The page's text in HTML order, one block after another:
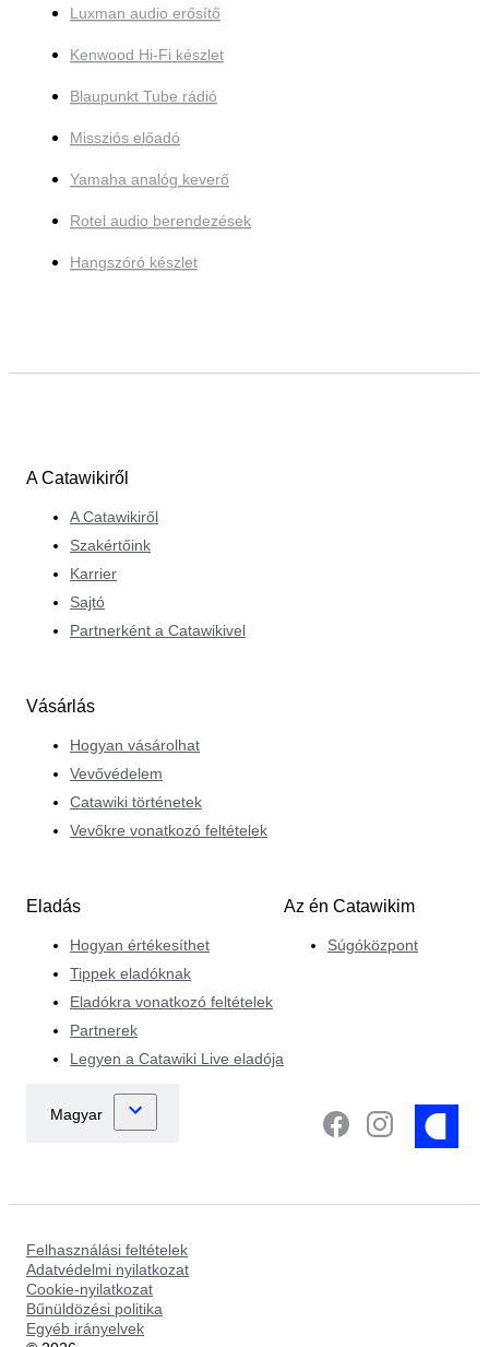
Luxman audio erősítő
Kenwood Hi-Fi készlet
Blaupunkt Tube rádió
Missziós előadó
Yamaha analóg keverő
Rotel audio berendezések
Hangszóró készlet
A Catawikiről
A Catawikiről
Szakértőink
Karrier
Sajtó
Partnerként a Catawikivel
Vásárlás
Hogyan vásárolhat
Vevővédelem
Catawiki történetek
Vevőkre vonatkozó feltételek
Eladás
Hogyan értékesíthet
Tippek eladóknak
Eladókra vonatkozó feltételek
Partnerek
Legyen a Catawiki Live eladója
Az én Catawikim
Súgóközpont
Felhasználási feltételek
Adatvédelmi nyilatkozat
Cookie-nyilatkozat
Bűnüldözési politika
Egyéb irányelvek